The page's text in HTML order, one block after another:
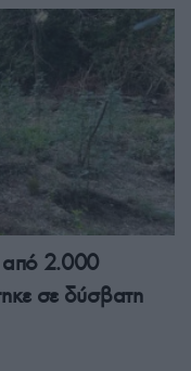
από 2.000
σε δύσβατη